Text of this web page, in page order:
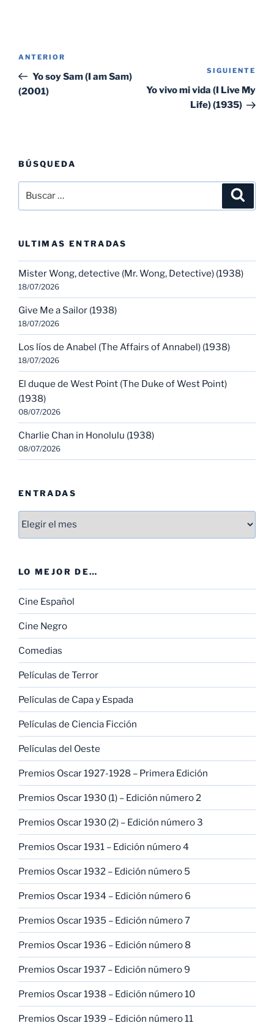
entradas
Entrada
anterior:
ANTERIOR
Yo soy Sam (I am Sam)
(2001)
SIGUIENTE
Yo vivo mi vida (I Live My
Life) (1935)
BÚSQUEDA
por:
ULTIMAS ENTRADAS
Mister Wong, detective (Mr. Wong, Detective) (1938)
18/07/2026
Give Me a Sailor (1938)
18/07/2026
Los líos de Anabel (The Affairs of Annabel) (1938)
18/07/2026
El duque de West Point (The Duke of West Point)
(1938)
08/07/2026
Charlie Chan in Honolulu (1938)
08/07/2026
ENTRADAS
Entradas
LO MEJOR DE…
Cine Español
Cine Negro
Comedias
Películas de Terror
Películas de Capa y Espada
Películas de Ciencia Ficción
Películas del Oeste
Premios Oscar 1927-1928 – Primera Edición
Premios Oscar 1930 (1) – Edición número 2
Premios Oscar 1930 (2) – Edición número 3
Premios Oscar 1931 – Edición número 4
Premios Oscar 1932 – Edición número 5
Premios Oscar 1934 – Edición número 6
Premios Oscar 1935 – Edición número 7
Premios Oscar 1936 – Edición número 8
Premios Oscar 1937 – Edición número 9
Premios Oscar 1938 – Edición número 10
Premios Oscar 1939 – Edición número 11